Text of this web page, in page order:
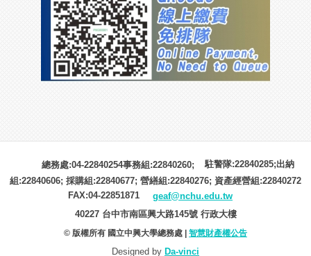
總務處:04-22840254事務組:22840260;
駐警隊:22840285;出納
組:22840606; 採購組:22840677; 營繕組:22840276; 資產經營組:22840272
FAX:04-22851871
geaf@nchu.edu.tw
40227 台中市南區興大路145號 行政大樓
© 版權所有 國立中興大學總務處 | 智慧財產權公告
Designed by Da-vinci